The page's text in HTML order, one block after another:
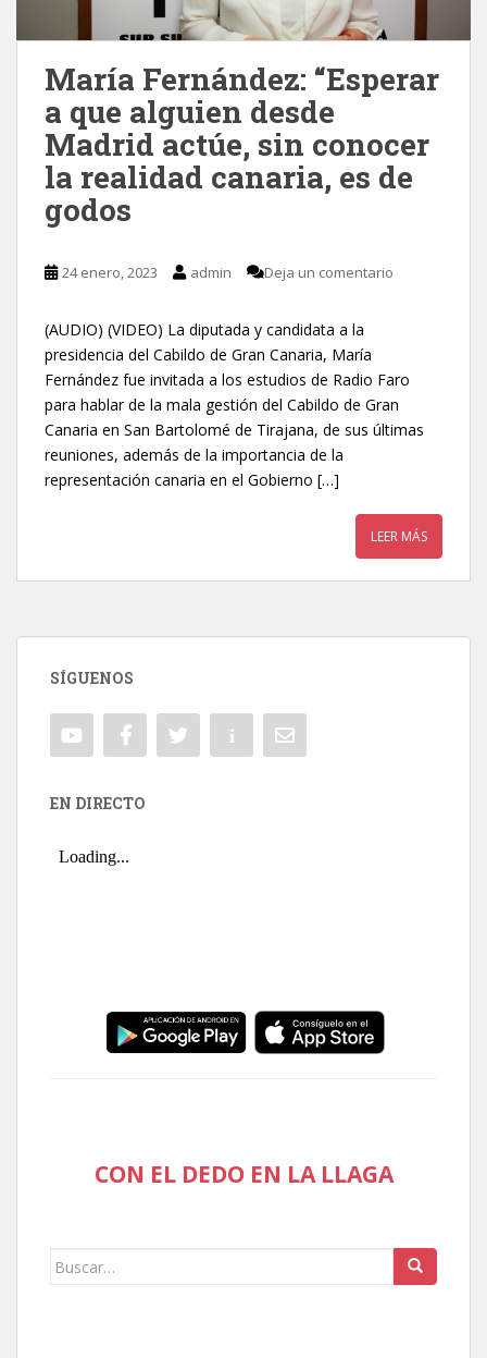
María Fernández: “Esperar
a que alguien desde
Madrid actúe, sin conocer
la realidad canaria, es de
godos
24 enero, 2023 admin Deja un comentario
(AUDIO) (VIDEO) La diputada y candidata a la
presidencia del Cabildo de Gran Canaria, María
Fernández fue invitada a los estudios de Radio Faro
para hablar de la mala gestión del Cabildo de Gran
Canaria en San Bartolomé de Tirajana, de sus últimas
reuniones, además de la importancia de la
representación canaria en el Gobierno […]
LEER MÁS
SÍGUENOS
EN DIRECTO
CON EL DEDO EN LA LLAGA
Buscar: